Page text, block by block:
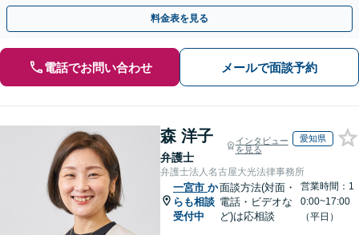
かりやすく解説。WEB相談可能。LINE予約受付中
料金表を見る
電話でお問い合わせ メールで面談予約
森 洋子
弁護士
インタビュー
を見る
愛知県
弁護士法人名古屋大光法律事務所
一宮市 か
らも相談
受付中
面談方法(対面・
電話・ビデオな
ど)は応相談
営業時間：1
0:00~17:00
（平日）